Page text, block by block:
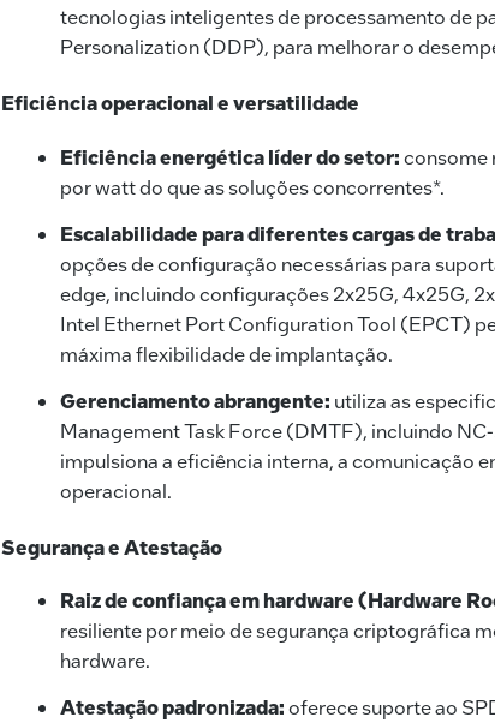
tecnologias inteligentes de processamento de
Personalization (DDP), para melhorar o
Eficiência operacional e versatilidade
Eficiência energética líder do setor:consome
por watt do que as soluções concorrentes*.
Escalabilidade para diferentes cargas de
opções de configuração necessárias para
edge, incluindo configurações 2x25G, 4x25G,
Intel Ethernet Port Configuration Tool (EPCT)
máxima flexibilidade de implantação.
Gerenciamento abrangente: utiliza as
Management Task Force (DMTF), incluindo
impulsiona a eficiência interna, a comunicação
operacional.
Segurança e Atestação
Raiz de confiança em hardware (Hardware
resiliente por meio de segurança criptográfica
hardware.
Atestação padronizada:oferece suporte ao